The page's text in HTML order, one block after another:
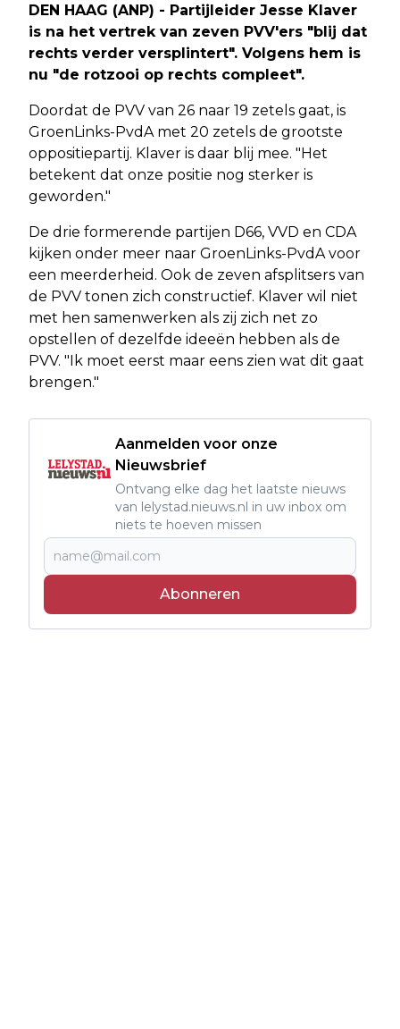
DEN HAAG (ANP) - Partijleider Jesse Klaver
is na het vertrek van zeven PVV'ers "blij dat
rechts verder versplintert". Volgens hem is
nu "de rotzooi op rechts compleet".
Doordat de PVV van 26 naar 19 zetels gaat, is
GroenLinks-PvdA met 20 zetels de grootste
oppositiepartij. Klaver is daar blij mee. "Het
betekent dat onze positie nog sterker is
geworden."
De drie formerende partijen D66, VVD en CDA
kijken onder meer naar GroenLinks-PvdA voor
een meerderheid. Ook de zeven afsplitsers van
de PVV tonen zich constructief. Klaver wil niet
met hen samenwerken als zij zich net zo
opstellen of dezelfde ideeën hebben als de
PVV. "Ik moet eerst maar eens zien wat dit gaat
brengen."
Aanmelden voor onze
Nieuwsbrief
Ontvang elke dag het laatste nieuws
van lelystad.nieuws.nl in uw inbox om
niets te hoeven missen
Abonneren